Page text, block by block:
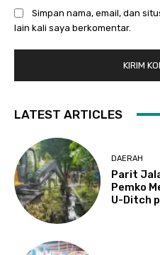
Simpan nama, email, dan
lain kali saya berkomentar.
LATEST ARTICLES
DAERAH
Parit
Pemko
U-Ditch